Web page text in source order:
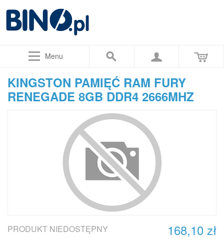
Menu
KINGSTON PAMIĘĆ RAM FURY
RENEGADE 8GB DDR4 2666MHZ
168,10 zł
PRODUKT NIEDOSTĘPNY